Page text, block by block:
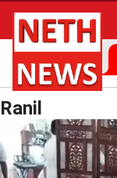
Ranil